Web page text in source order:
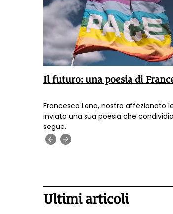
Il futuro: una poesia di
Francesco Lena, nostro affezionato
inviato una sua poesia che
segue.
Ultimi articoli